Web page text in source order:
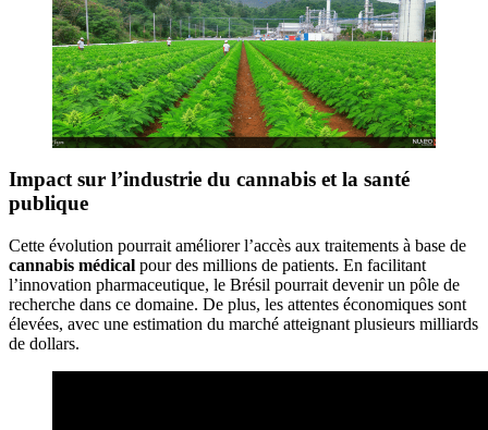
Impact sur l’industrie du cannabis et la santé
publique
Cette évolution pourrait améliorer l’accès aux traitements à base de
cannabis médical pour des millions de patients. En facilitant
l’innovation pharmaceutique, le Brésil pourrait devenir un pôle de
recherche dans ce domaine. De plus, les attentes économiques sont
élevées, avec une estimation du marché atteignant plusieurs milliards
de dollars.